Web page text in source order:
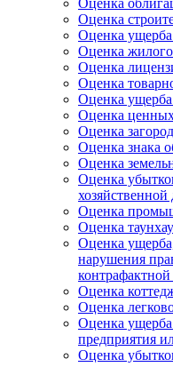
Оценка
Оценка
Оценка ущерба
Оценка жилого
Оценка
Оценка
Оценка
Оценка
Оценка
Оценка знака
Оценка
Оценка
хозяйственной
Оценка
Оценка
Оценка
нарушения
Оценка
Оценка
Оценка
предприятия
Оценка